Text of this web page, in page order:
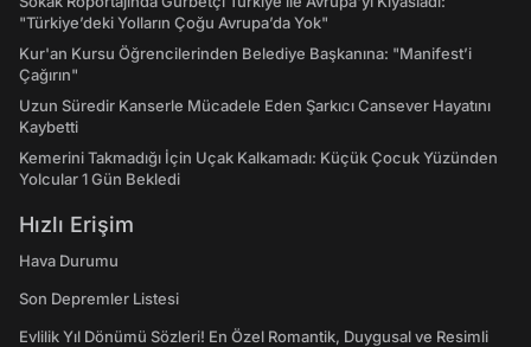
"Türkiye’deki Yolların Çoğu Avrupa’da Yok"
Kur'an Kursu Öğrencilerinden Belediye Başkanına: "Manifest’i
Çağırın"
Uzun Süredir Kanserle Mücadele Eden Şarkıcı Cansever Hayatını
Kaybetti
Kemerini Takmadığı İçin Uçak Kalkamadı: Küçük Çocuk Yüzünden
Yolcular 1 Gün Bekledi
Hızlı Erişim
Hava Durumu
Son Depremler Listesi
Evlilik Yıl Dönümü Sözleri! En Özel Romantik, Duygusal ve Resimli